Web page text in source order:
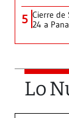
5 Cierre de
24 a
Lo